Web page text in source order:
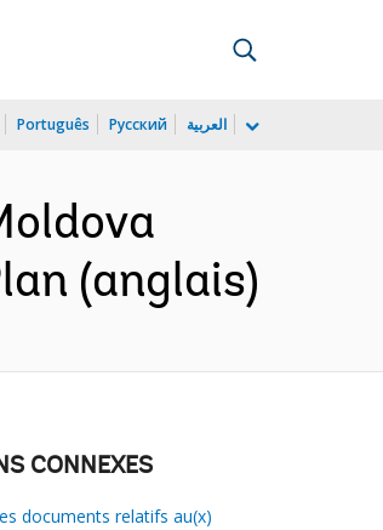
Português Русский العربية
(anglais)
CONNEXES
documents relatifs au(x)